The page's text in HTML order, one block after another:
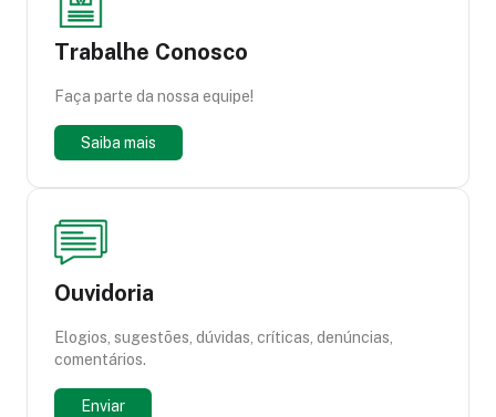
Trabalhe Conosco
Faça parte da nossa equipe!
Saiba mais
Ouvidoria
Elogios, sugestões, dúvidas, críticas, denúncias,
comentários.
Enviar